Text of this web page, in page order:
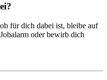
für dich dabei ist, bleibe auf
oder bewirb dich